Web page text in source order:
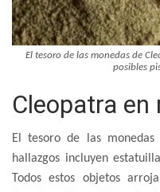
El tesoro de las monedas de
posibles
Cleopatra en
El tesoro de las
hallazgos incluyen
Todos estos objetos